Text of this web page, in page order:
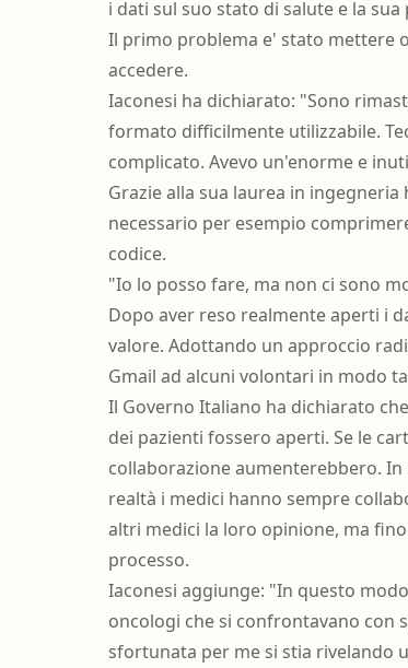
i dati sul suo stato di salute e la sua
Il primo problema e' stato mettere
accedere.
Iaconesi ha dichiarato: "Sono
formato difficilmente utilizzabile.
complicato. Avevo un'enorme e
Grazie alla sua laurea in
necessario per esempio
codice.
"Io lo posso fare, ma non ci sono
Dopo aver reso realmente aperti i
valore. Adottando un approccio
Gmail ad alcuni volontari in modo
Il Governo Italiano ha dichiarato
dei pazienti fossero aperti. Se le
collaborazione aumenterebbero.
realtà i medici hanno sempre
altri medici la loro opinione, ma
processo.
Iaconesi aggiunge: "In questo
oncologi che si confrontavano con
sfortunata per me si stia rivelando